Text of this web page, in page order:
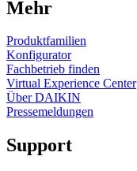
Mehr
Produktfamilien
Konfigurator
Fachbetrieb finden
Virtual Experience Center
Über DAIKIN
Pressemeldungen
Support